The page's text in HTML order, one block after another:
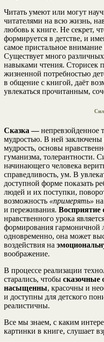
Читать умеют или могут
читателями на всю жизнь,
любовь к книге. Не секрет,
формируется в детстве, и
самое пристальное
Существует много
навыками чтения. Сторисек
жизненной потребностью
в общение с книгой, даёт
увлекаться прочитанным,
Сказка—непревзойденное
мудростью. В ней заключены
мудрость, основы
гуманизма, толерантности.
начинающего человека
справедливость, ум. В
доступной форме показать
людей и их поступки,
возможность «примерять»
и переживания. Восприятие
нравственного урока
формирования гармоничной
одновременно, она может
воздействия на
воображение.
В процессе реализации
старались, чтобы сказочные
насыщенны, красочны и
и доступны для детского
реалистичны.
Все мы знаем, с каким
картинки в книге, слушает